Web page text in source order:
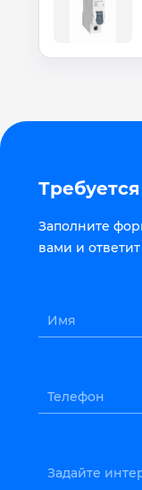
Заполните
вами и
Имя
Телефон
Задайте